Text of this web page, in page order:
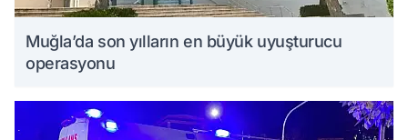
Muğla’da son yılların en büyük uyuşturucu
operasyonu